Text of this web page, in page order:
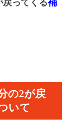
戻ってくる補
の2が戻
いて